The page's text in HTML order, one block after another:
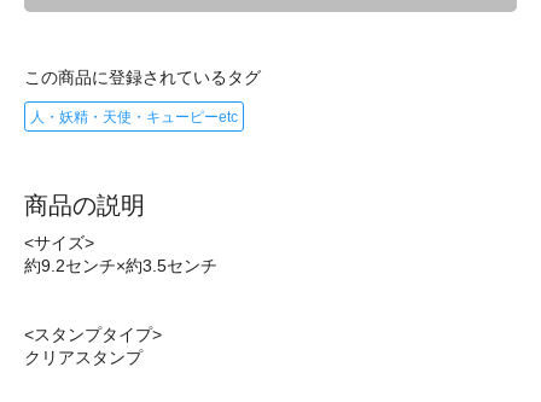
この商品に登録されているタグ
人・妖精・天使・キューピーetc
商品の説明
<サイズ>
約9.2センチ×約3.5センチ
<スタンプタイプ>
クリアスタンプ